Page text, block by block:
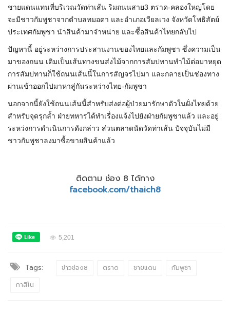
ชายแดนแทนที่บริเวณวัดท่าเส้น ริมถนนสาย3 ตราด-คลองใหญ่โดย
จะมีชาวกัมพูชาจากตำบลทมอดา และอำเภอเวียลเวง จังหวัดโพธิสัตย์
ประเทศกัมพูชา นำสินค้ามาจำหน่าย และซื้อสินค้าไทยกลับไป
ปัญหานี้ อยู่ระหว่างการประสานงานของไทยและกัมพูชา ซึ่งความเป็น
มาของถนน เดิมเป็นเส้นทางขนส่งไม้จากการสัมปทานทำไม้ต่อมาหยุด
การสัมปทานก็ใช้ถนนเส้นนี้ในการสัญจรไปมา และกลายเป็นช่องทาง
ผ่านเข้าออกไปมาหาสู่กันระหว่างไทย-กัมพูชา
นอกจากนี้ยังใช้ถนนเส้นนี้สำหรับส่งต่อผู้ป่วยมารักษาตัวในฝั่งไทยด้วย
สำหรับจุดรุกล้ำ ฝ่ายทหารได้ทำเรื่องแจ้งไปยังฝ่ายกัมพูชาแล้ว และอยู่
ระหว่งการดำเนินการดังกล่าว ส่วนตลาดนัดวัดท่าเส้น ปัจจุบันไม่มี
ชาวกัมพูชาลงมาซื้อขายสินค้าแล้ว
ติดตาม ช่อง 8 ได้ทาง
facebook.com/thaich8
5,201
Tags: ข่าวช่อง8 ตราด ชายแดน
กัมพูชา
กาสิโน